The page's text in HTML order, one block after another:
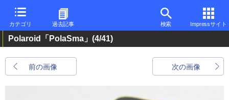
カテゴリ 過去記事 検索 Impressサイト
Polaroid「PolaSma」 (4/41)
前の画像 次の画像